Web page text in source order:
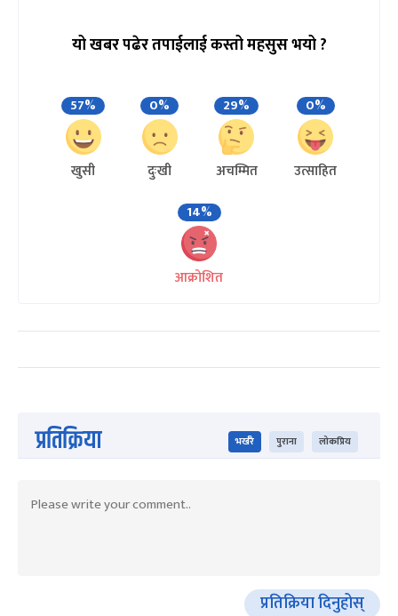
यो खबर पढेर तपाईलाई कस्तो महसुस भयो ?
57%
खुसी
0%
दुःखी
29%
अचम्मित
0%
उत्साहित
14%
आक्रोशित
प्रतिक्रिया भर्खरै पुराना लोकप्रिय
प्रतिक्रिया दिनुहोस्